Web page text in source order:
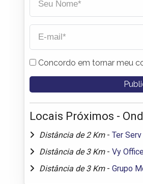
Concordo em tornar meu
Locais Próximos -
Distância de 2 Km - Ter
Distância de 3 Km - Vy
Distância de 3 Km - Grupo